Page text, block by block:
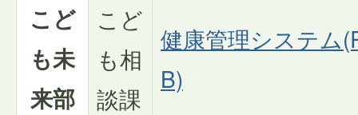
こど
も未
来部
こど
も相
談課
健康管理システム
B)